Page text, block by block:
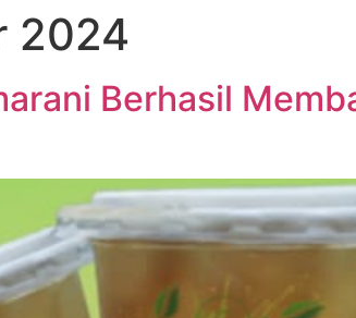
2024
Berhasil